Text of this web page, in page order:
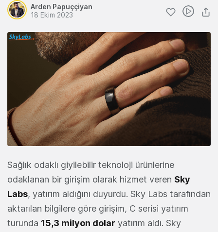
Arden Papuççiyan
18 Ekim 2023
Sağlık odaklı giyilebilir teknoloji ürünlerine
odaklanan bir girişim olarak hizmet veren Sky
Labs, yatırım aldığını duyurdu. Sky Labs tarafından
aktarılan bilgilere göre girişim, C serisi yatırım
turunda 15,3 milyon dolar yatırım aldı. Sky